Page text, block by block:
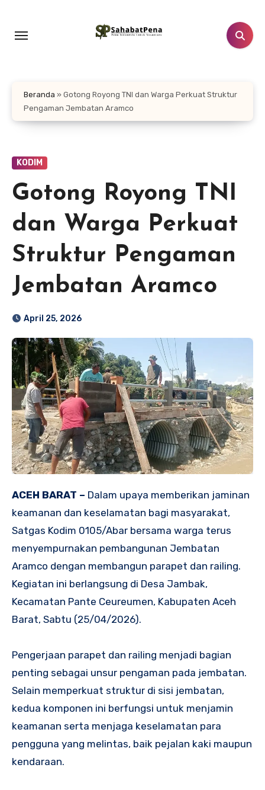
konten
Beranda » Gotong Royong TNI dan Warga Perkuat Struktur
Pengaman Jembatan Aramco
KODIM
Gotong Royong TNI
dan Warga Perkuat
Struktur Pengaman
Jembatan Aramco
April 25, 2026
ACEH BARAT – Dalam upaya memberikan jaminan
keamanan dan keselamatan bagi masyarakat,
Satgas Kodim 0105/Abar bersama warga terus
menyempurnakan pembangunan Jembatan
Aramco dengan membangun parapet dan railing.
Kegiatan ini berlangsung di Desa Jambak,
Kecamatan Pante Ceureumen, Kabupaten Aceh
Barat, Sabtu (25/04/2026).
Pengerjaan parapet dan railing menjadi bagian
penting sebagai unsur pengaman pada jembatan.
Selain memperkuat struktur di sisi jembatan,
kedua komponen ini berfungsi untuk menjamin
keamanan serta menjaga keselamatan para
pengguna yang melintas, baik pejalan kaki maupun
kendaraan.